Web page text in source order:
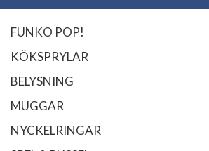
FUNKO POP!
KÖKSPRYLAR
BELYSNING
MUGGAR
NYCKELRINGAR